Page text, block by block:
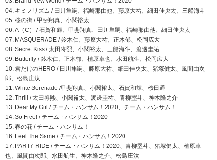
04. キミノリズム / 田川隼嗣、福崎那由他、藤原大祐、細田佳央太、三船海斗
05. 桜の街 / 甲斐翔真、小関裕太
06. A（C） / 石賀和輝、甲斐翔真、田川隼嗣、福崎那由他、細田佳央太
07. MASQUERADE / 鈴木仁、藤原大祐、正木郁、松岡広大
08. Secret Kiss / 太田将熙、小関裕太、三船海斗、渡邊圭祐
09. Butterfly / 鈴木仁、正木郁、植原卓也、水田航生、松岡広大
10. 君だけのHERO / 田川隼嗣、藤原大祐、細田佳央太、猪塚健太、風間由次
郎、松島庄汰
11. White Serenade /甲斐翔真、小関裕太、石賀和輝、桜田通
12. Thrill / 太田将熙、小関裕太、渡邊圭祐、青柳塁斗、神木隆之介
13. Dear My Girl / チーム・ハンサム！2020、チーム・ハンサム！
14. So Free! / チーム・ハンサム！2020
15. 春の花 / チーム・ハンサム！
16. Feel The Same / チーム・ハンサム！2020
17. PARTY RIDE / チーム・ハンサム！2020、青柳塁斗、猪塚健太、植原卓
也、風間由次郎、水田航生、神木隆之介、松島庄汰